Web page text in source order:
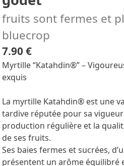
fruits sont fermes et
bluecrop
7.90 €
Myrtille “Katahdin®” –
exquis
La myrtille Katahdin® est une
tardive réputée pour sa
production régulière et la
de ses fruits.
Ses baies fermes et sucrées,
présentent un arôme équilibré